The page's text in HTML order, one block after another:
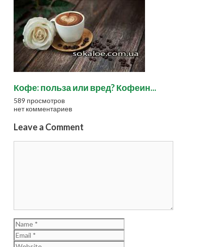
Кофе: польза или вред? Кофеин...
589 просмотров
нет комментариев
Leave a Comment